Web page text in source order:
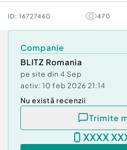
Tip imobil:
Bloc de
ID: 16727460 470
Companie
BLITZ Romania
pe site din 4 Sep
activ: 10 feb 2026 21:14
Nu există recenzii
Trimite
XXXX